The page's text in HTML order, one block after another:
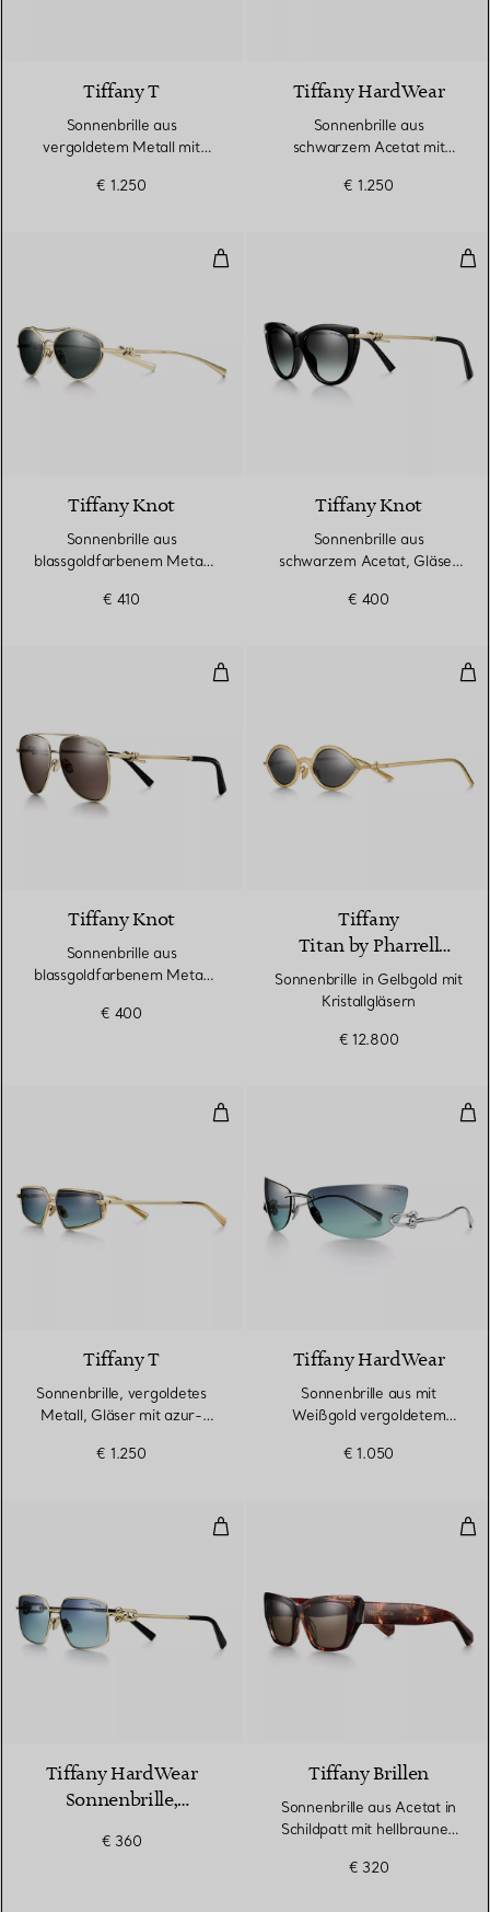
Tiffany T
Sonnenbrille aus
vergoldetem Metall mit
€ 1.250
Tiffany HardWear
Sonnenbrille aus
schwarzem Acetat mit
€ 1.250
Sonnenbrille aus
Tiffany Knot
Sonnenbrille aus
blassgoldfarbenem Metall
€ 410
Tiffany Knot
Sonnenbrille aus
schwarzem Acetat, Gläser
€ 400
Sonnenbrille aus
Tiffany Knot
Sonnenbrille aus
blassgoldfarbenem Metall
€ 400
Tiffany
Titan by Pharrell
Williams
Sonnenbrille in Gelbgold mit
Kristallgläsern
€ 12.800
Sonnenbrille, vergoldetes
Tiffany T
Sonnenbrille, vergoldetes
Metall, Gläser mit azur-
€ 1.250
Tiffany HardWear
Sonnenbrille aus mit
Weißgold vergoldetem
Tiffany Blue®
€ 1.050
Tiffany HardWear Sonnenbrille,
Tiffany HardWear
Sonnenbrille,
Metall, Gläser in
€ 360
Tiffany Brillen
Sonnenbrille aus Acetat in
Schildpatt mit hellbraunen
€ 320